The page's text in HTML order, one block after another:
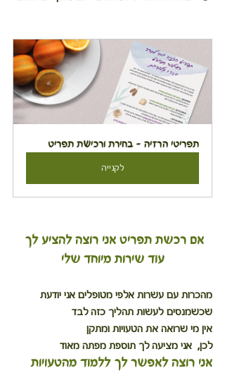
תפריטי הרזיה - בחירת ורכישת תפריט
לקנייה
אם רכשת תפריט אני רוצה להציע לך
עוד שירות מיוחד שלי
מהכרות עם עשרות אלפי מטופלים אני יודעת
שכשמנסים לעשות תהליך כזה לבד
אין מי שרואה את הטעויות ומתקן
לכן,  אני מציעה לך תוספת מפתה מאוד
אני רוצה לאפשר לך ללמוד מהטעויות